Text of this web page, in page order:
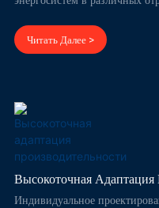
Читать Далее >
Высокоточная Адаптация
Индивидуальное